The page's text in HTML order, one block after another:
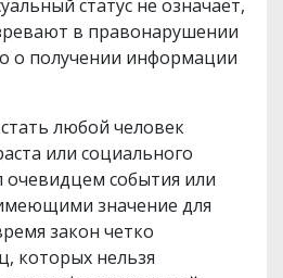
статус не означает,
в правонарушении
о получении информации
любой человек
или социального
очевидцем события или
значение для
закон четко
которых нельзя